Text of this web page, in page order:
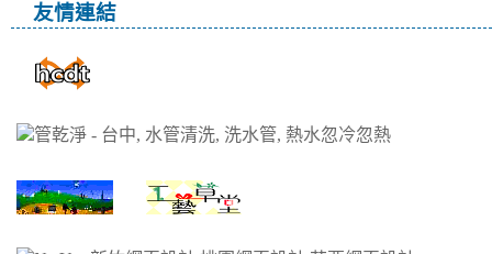
友情連結